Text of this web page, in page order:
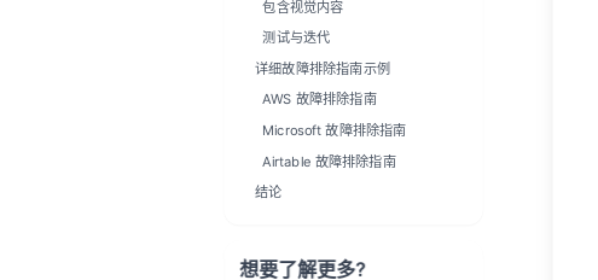
Microsoft 故障排除指南
Airtable 故障排除指南
结论
想要了解更多?
数字内容新基建白皮书